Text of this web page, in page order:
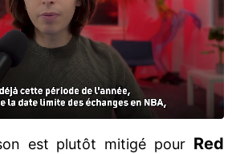
est plutôt mitigé pour Red